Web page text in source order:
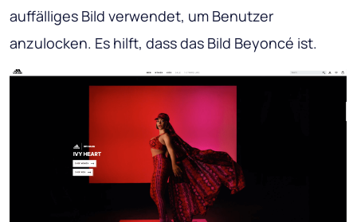
auffälliges Bild verwendet, um Benutzer
anzulocken. Es hilft, dass das Bild Beyoncé ist.